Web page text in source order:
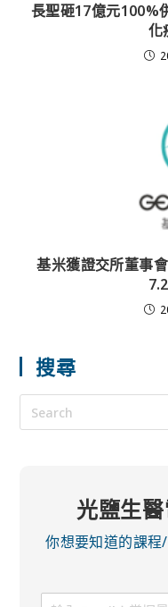
長聖砸17億元100%
化
基米獲證交所董事
搜尋
光鹽生
你想要知道的課